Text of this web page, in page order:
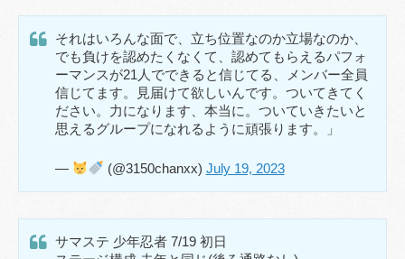
それはいろんな面で、立ち位置なのか立場なのか、
でも負けを認めたくなくて、認めてもらえるパフォ
ーマンスが21人でできると信じてる、メンバー全員
信じてます。見届けて欲しいんです。ついてきてく
ださい。力になります、本当に。ついていきたいと
思えるグループになれるように頑張ります。」
— (@3150chanxx) July 19, 2023
サマステ 少年忍者 7/19 初日